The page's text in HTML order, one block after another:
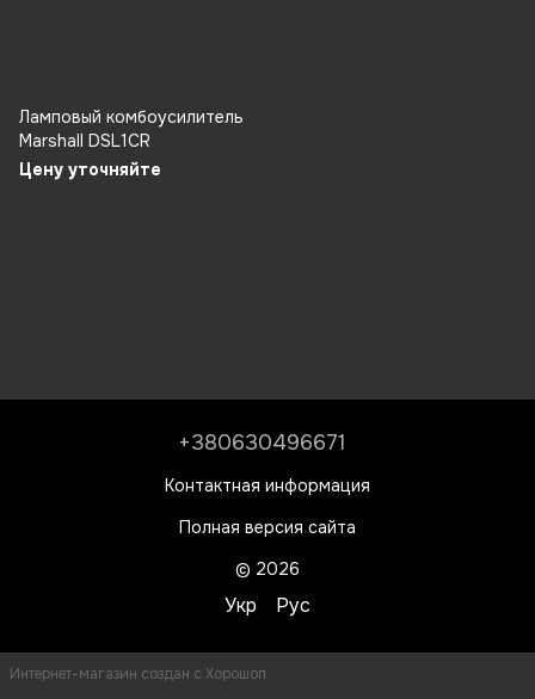
Ламповый комбоусилитель
Marshall DSL1CR
Цену уточняйте
+380630496671
Контактная информация
Полная версия сайта
© 2026
Укр Рус
Интернет-магазин создан с Хорошоп